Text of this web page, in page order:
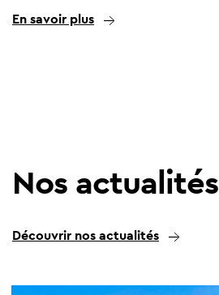
En savoir plus
Nos actualités
Découvrir nos actualités